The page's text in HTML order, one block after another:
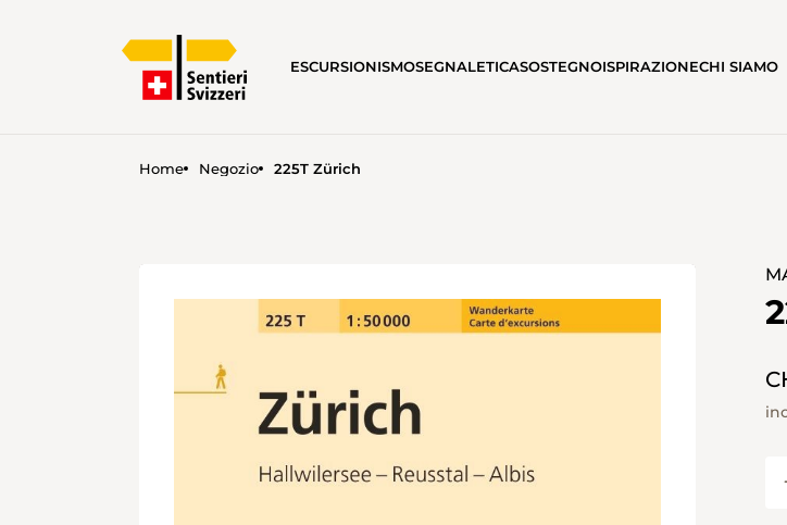
ESCURSIONISMOSEGNALETICASOSTEGNOISPIRAZIONECHI SIAMO
Home Negozio 225T Zürich